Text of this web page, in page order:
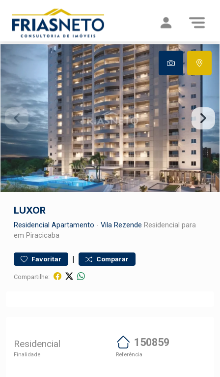
LUXOR
Residencial Apartamento - Vila Rezende Residencial para
em Piracicaba
Favoritar | Comparar
Compartilhe:
Residencial
Finalidade
150859
Referência